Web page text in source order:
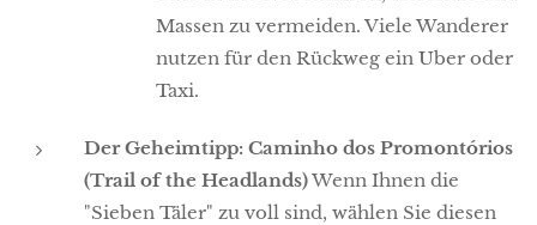
Massen zu vermeiden. Viele Wanderer
nutzen für den Rückweg ein Uber oder
Taxi.
Der Geheimtipp: Caminho dos Promontórios
(Trail of the Headlands)Wenn Ihnen die
"Sieben Täler" zu voll sind, wählen Sie diesen